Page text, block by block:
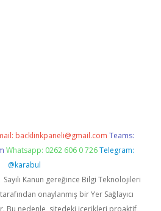
backlinkpaneli@gmail.com Teams:
Whatsapp: 0262 606 0 726 Telegram:
@karabul
Sayılı Kanun gereğince Bilgi Teknolojileri
onaylanmış bir Yer Sağlayıcı
Bu nedenle, sitedeki içerikleri proaktif